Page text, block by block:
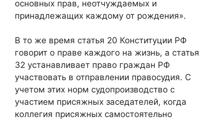
основных прав, неотчуждаемых и
принадлежащих каждому от рождения».
В то же время статья 20 Конституции РФ
говорит о праве каждого на жизнь, а статья
32 устанавливает право граждан РФ
участвовать в отправлении правосудия. С
учетом этих норм судопроизводство с
участием присяжных заседателей, когда
коллегия присяжных самостоятельно